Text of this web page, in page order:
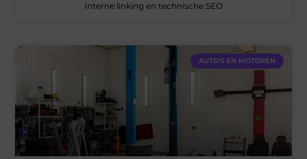
Interne linking en technische SEO
AUTO'S EN MOTOREN